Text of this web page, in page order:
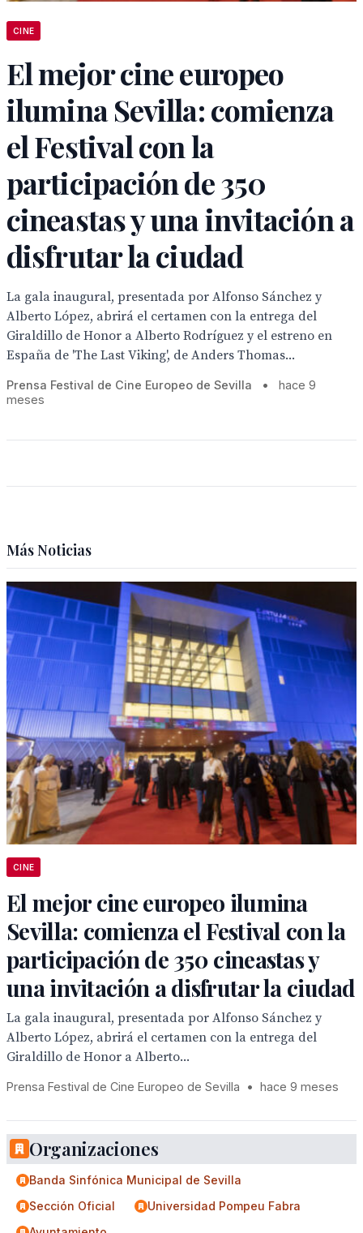
CINE
El mejor cine europeo
ilumina Sevilla: comienza
el Festival con la
participación de 350
cineastas y una invitación a
disfrutar la ciudad
La gala inaugural, presentada por Alfonso Sánchez y
Alberto López, abrirá el certamen con la entrega del
Giraldillo de Honor a Alberto Rodríguez y el estreno en
España de 'The Last Viking', de Anders Thomas...
Prensa Festival de Cine Europeo de Sevilla •
hace 9
meses
Más Noticias
CINE
El mejor cine europeo ilumina
Sevilla: comienza el Festival con la
participación de 350 cineastas y
una invitación a disfrutar la ciudad
La gala inaugural, presentada por Alfonso Sánchez y
Alberto López, abrirá el certamen con la entrega del
Giraldillo de Honor a Alberto...
Prensa Festival de Cine Europeo de Sevilla • hace 9 meses
Organizaciones
Banda Sinfónica Municipal de Sevilla
Sección Oficial
Universidad Pompeu Fabra